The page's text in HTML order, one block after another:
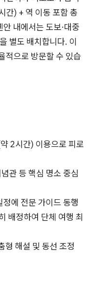
간) + 역 이동 포함 총
내에서는 도보·대중
별도 배치합니다. 이
적으로 방문할 수 있습
2시간) 이용으로 피로
관 등 핵심 명소 중심
에 전문 가이드 동행
배정하여 단체 여행 최
형 해설 및 동선 조정